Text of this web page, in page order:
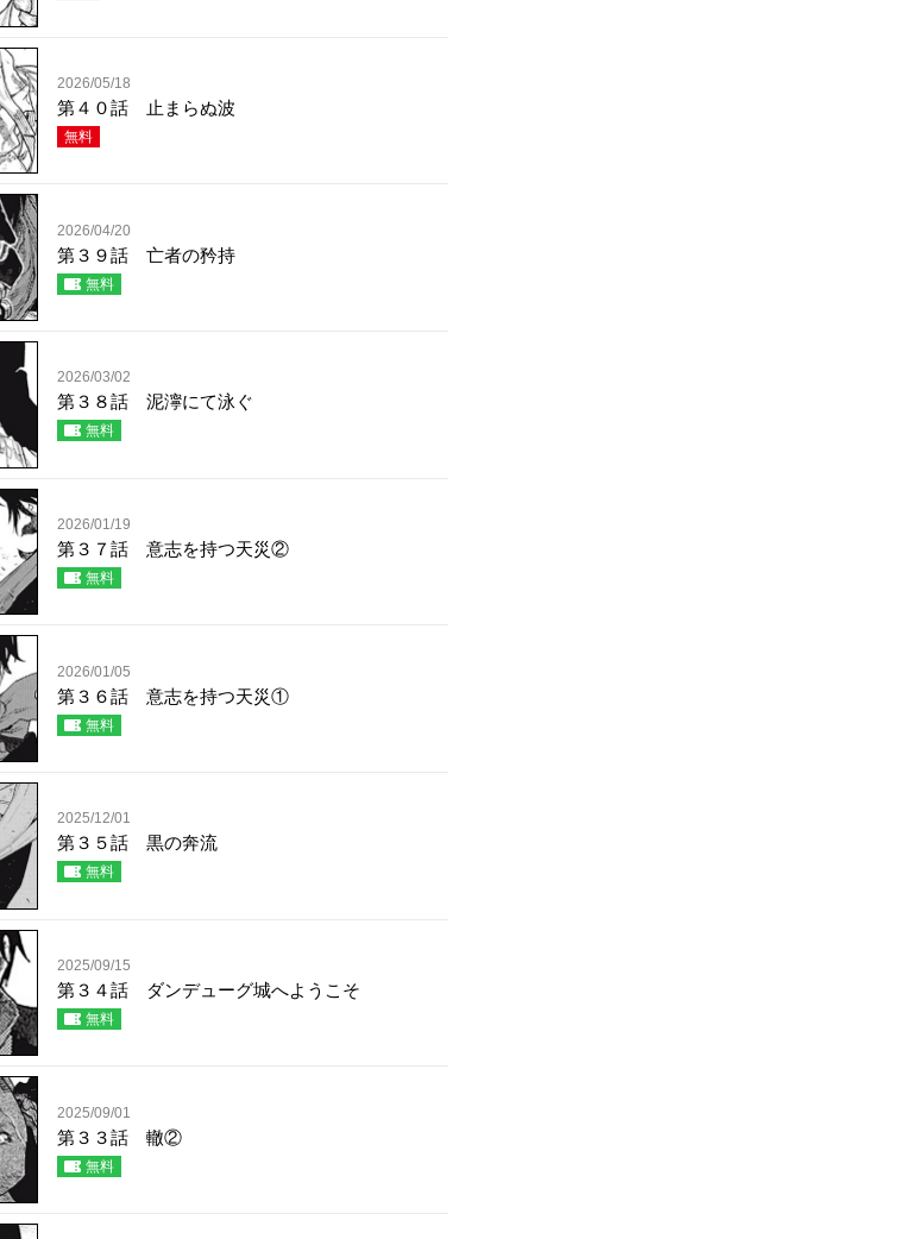
2026/05/18
第４０話 止まらぬ波
無料
2026/04/20
第３９話 亡者の矜持
無料
2026/03/02
第３８話 泥濘にて泳ぐ
無料
2026/01/19
第３７話 意志を持つ天災②
無料
2026/01/05
第３６話 意志を持つ天災①
無料
2025/12/01
第３５話 黒の奔流
無料
2025/09/15
第３４話 ダンデューグ城へようこそ
無料
2025/09/01
第３３話 轍②
無料